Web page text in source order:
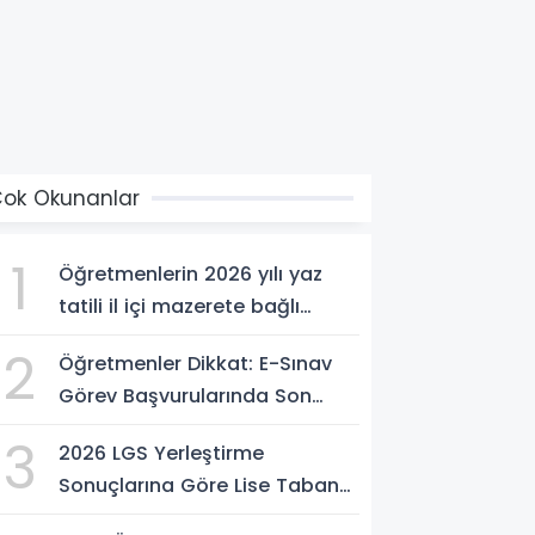
Okunanlar
1
Öğretmenlerin 2026 yılı yaz
tatili il içi mazerete bağlı
2
Öğretmenler Dikkat: E-Sınav
Görev Başvurularında Son
3
2026 LGS Yerleştirme
Sonuçlarına Göre Lise Taban